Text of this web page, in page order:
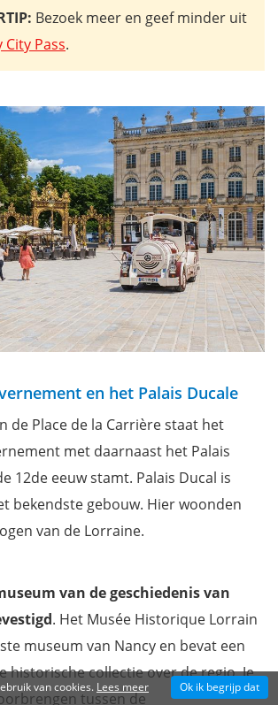
Bezoek meer en geef minder uit
City Pass.
en het Palais Ducale
de Place de la Carrière staat het
met daarnaast het Palais
12de eeuw stamt. Palais Ducal is
bekendste gebouw. Hier woonden
van de Lorraine.
van de geschiedenis van
. Het Musée Historique Lorrain
museum van Nancy en bevat een
historische collectie over de regio. Je
tussen de
van cookies. Lees meer Ok ik begrijp dat